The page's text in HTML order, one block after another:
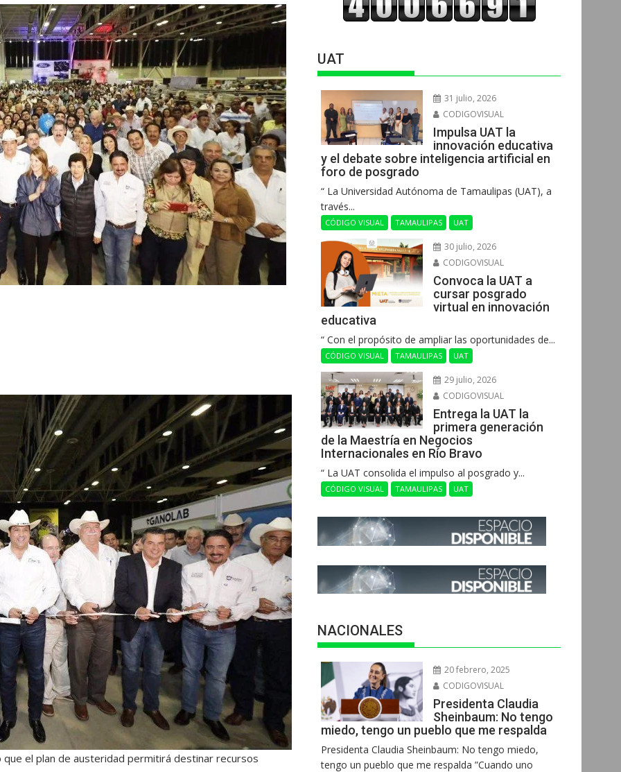
que el plan de austeridad permitirá destinar recursos
UAT
31 julio, 2026
CODIGOVISUAL
Impulsa UAT la
innovación educativa
y el debate sobre inteligencia artificial en
foro de posgrado
“ La Universidad Autónoma de Tamaulipas (UAT), a
través...
CÓDIGO VISUAL TAMAULIPAS UAT
30 julio, 2026
CODIGOVISUAL
Convoca la UAT a
cursar posgrado
virtual en innovación
educativa
“ Con el propósito de ampliar las oportunidades de...
CÓDIGO VISUAL TAMAULIPAS UAT
29 julio, 2026
CODIGOVISUAL
Entrega la UAT la
primera generación
de la Maestría en Negocios
Internacionales en Río Bravo
“ La UAT consolida el impulso al posgrado y...
CÓDIGO VISUAL TAMAULIPAS UAT
NACIONALES
20 febrero, 2025
CODIGOVISUAL
Presidenta Claudia
Sheinbaum: No tengo
miedo, tengo un pueblo que me respalda
Presidenta Claudia Sheinbaum: No tengo miedo,
tengo un pueblo que me respalda ”Cuando uno